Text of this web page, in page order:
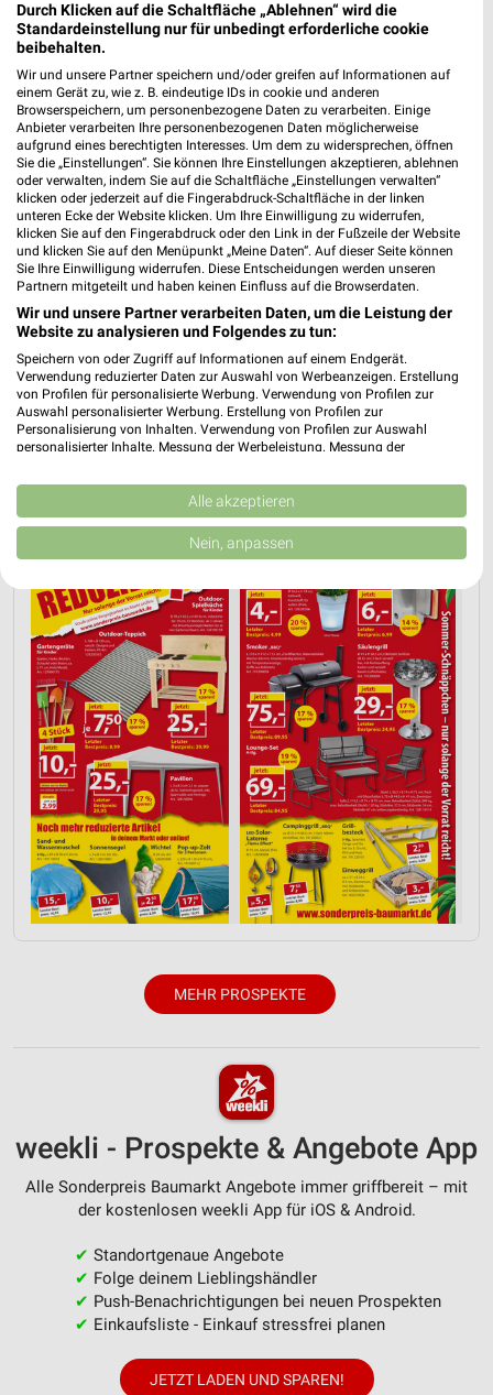
Sonderpreis Baumarkt Prospekt für
Leutershausen ab Sa. den 15.08.
...da, wo Gutes einfach günstiger ist!
Gültig von 15. Aug. bis 21. Aug.
📅 Kalendereintrag erstellen
PROSPEKT BLÄTTERN
AKTIONEN, RABATTE & GUTSCHEINE GRILLEN
MEHR PROSPEKTE
weekli - Prospekte & Angebote App
Alle Sonderpreis Baumarkt Angebote immer griffbereit – mit
der kostenlosen weekli App für iOS & Android.
✔ Standortgenaue Angebote
✔ Folge deinem Lieblingshändler
✔ Push-Benachrichtigungen bei neuen Prospekten
✔ Einkaufsliste - Einkauf stressfrei planen
JETZT LADEN UND SPAREN!
Durch Klicken auf die Schaltfläche „Ablehnen“ wird die
Standardeinstellung nur für unbedingt erforderliche cookie
beibehalten.
Wir und unsere Partner speichern und/oder greifen auf Informationen auf
einem Gerät zu, wie z. B. eindeutige IDs in cookie und anderen
Browserspeichern, um personenbezogene Daten zu verarbeiten. Einige
Anbieter verarbeiten Ihre personenbezogenen Daten möglicherweise
aufgrund eines berechtigten Interesses. Um dem zu widersprechen, öffnen
Sie die „Einstellungen“. Sie können Ihre Einstellungen akzeptieren, ablehnen
oder verwalten, indem Sie auf die Schaltfläche „Einstellungen verwalten“
klicken oder jederzeit auf die Fingerabdruck-Schaltfläche in der linken
unteren Ecke der Website klicken. Um Ihre Einwilligung zu widerrufen,
klicken Sie auf den Fingerabdruck oder den Link in der Fußzeile der Website
und klicken Sie auf den Menüpunkt „Meine Daten“. Auf dieser Seite können
Sie Ihre Einwilligung widerrufen. Diese Entscheidungen werden unseren
Partnern mitgeteilt und haben keinen Einfluss auf die Browserdaten.
Wir und unsere Partner verarbeiten Daten, um die Leistung der
Website zu analysieren und Folgendes zu tun:
Speichern von oder Zugriff auf Informationen auf einem Endgerät.
Verwendung reduzierter Daten zur Auswahl von Werbeanzeigen. Erstellung
von Profilen für personalisierte Werbung. Verwendung von Profilen zur
Auswahl personalisierter Werbung. Erstellung von Profilen zur
Personalisierung von Inhalten. Verwendung von Profilen zur Auswahl
personalisierter Inhalte. Messung der Werbeleistung. Messung der
Kombinationen von Daten aus verschiedenen Quellen. Entwicklung und
Verbesserung der Angebote. Verwendung reduzierter Daten zur Auswahl
von Inhalten.
Daten können außerhalb der Europäischen Union weitergegeben und in die
USA gesendet werden.
Website/App.
Partnerliste anzeigen (1 IAB-Anbieter)
Wir nutzen Ihre Daten für folgende Zwecke:
IAB-Verarbeitungszwecke:
Speichern von oder Zugriff auf Informationen
auf einem Endgerät
Verwendung reduzierter Daten zur Auswahl von
Werbeanzeigen
Erstellung von Profilen für personalisierte
Werbung
Verwendung von Profilen zur Auswahl
personalisierter Werbung
Messung der Werbeleistung
Messung der Performance von Inhalten
Analyse von Zielgruppen durch Statistiken oder
Kombinationen von Daten aus verschiedenen
Entwicklung und Verbesserung der Angebote
Verwendung reduzierter Daten zur Auswahl von
Inhalten
IAB-Besonderheiten:
Alle akzeptieren
Nein, anpassen